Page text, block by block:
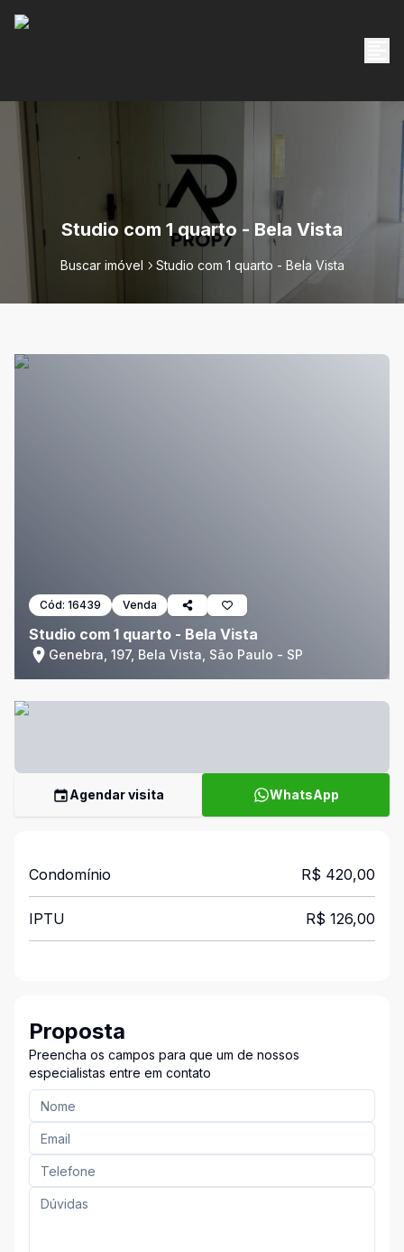
Studio com 1 quarto - Bela Vista
Buscar imóvel Studio com 1 quarto - Bela Vista
Cód: 16439 Venda
Studio com 1 quarto - Bela Vista
Genebra, 197, Bela Vista, São Paulo - SP
Agendar visita WhatsApp
Condomínio R$ 420,00
IPTU R$ 126,00
Proposta
Preencha os campos para que um de nossos
especialistas entre em contato